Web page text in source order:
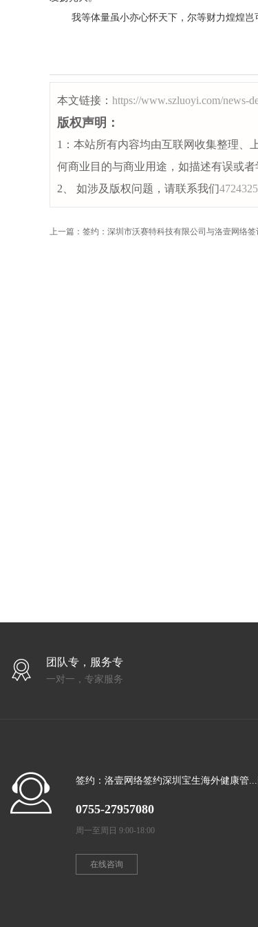
我等体量虽小亦心怀天下，尔等财力煌煌岂
本文链接： https://www.szluoyi.com/news-
版权声明：
1：本站所有内容均由互联网收集整理、
何商业目的与商业用途，如描述有误或
2、 如涉及版权问题，请联系我们
上一篇：签约：深圳市沃赛特科技有限公司与洛壹网络
团队专，服务专
一对一，专家服务
签约：洛壹网络签约深圳宝生海外健康管
0755-27957080
周一至周日 9:00-18:00
在线咨询